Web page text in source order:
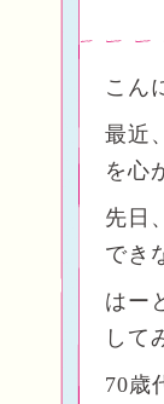
こん
最近
を心
先日
でき
はー
して
70歳